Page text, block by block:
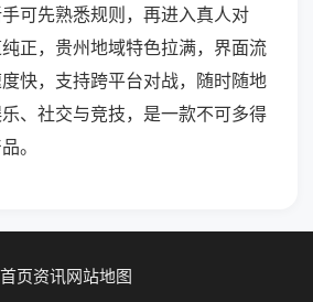
可先熟悉规则，再进入真人对
正，贵州地域特色拉满，界面流
快，支持跨平台对战，随时随地
、社交与竞技，是一款不可多得
。
首页资讯网站地图